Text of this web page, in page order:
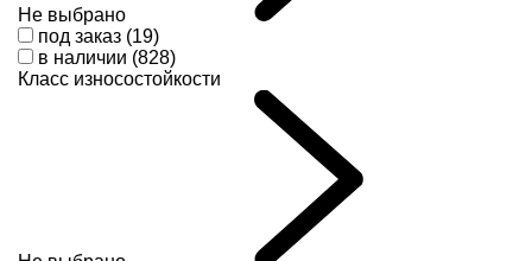
Не выбрано
под заказ (19)
в наличии (828)
Класс износостойкости